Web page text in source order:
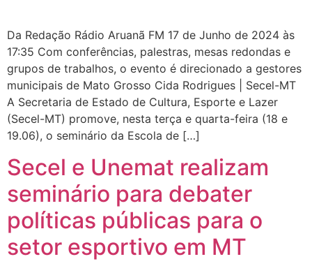
Da Redação Rádio Aruanã FM 17 de Junho de 2024 às
17:35 Com conferências, palestras, mesas redondas e
grupos de trabalhos, o evento é direcionado a gestores
municipais de Mato Grosso Cida Rodrigues | Secel-MT
A Secretaria de Estado de Cultura, Esporte e Lazer
(Secel-MT) promove, nesta terça e quarta-feira (18 e
19.06), o seminário da Escola de […]
Secel e Unemat realizam
seminário para debater
políticas públicas para o
setor esportivo em MT